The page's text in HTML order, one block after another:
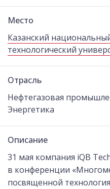
Место
Казанский
технологический
Отрасль
Нефтегазовая
Энергетика
Описание
31 мая компания iQB
в конференции
посвященной